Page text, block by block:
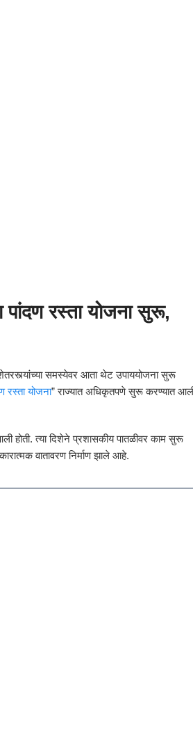
पांदण रस्ता योजना सुरू,
समस्येवर आता थेट उपाययोजना सुरू
रस्ता योजना” राज्यात अधिकृतपणे सुरू करण्यात
होती. त्या दिशेने प्रशासकीय पातळीवर काम सुरू
वातावरण निर्माण झाले आहे.